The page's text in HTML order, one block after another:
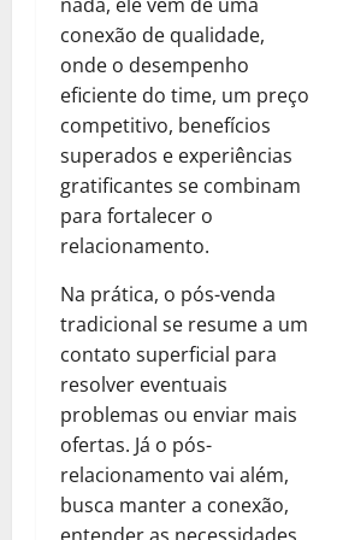
conexão de qualidade,
onde o desempenho
eficiente do time, um preço
competitivo, benefícios
superados e experiências
gratificantes se combinam
para fortalecer o
relacionamento.
Na prática, o pós-venda
tradicional se resume a um
contato superficial para
resolver eventuais
problemas ou enviar mais
ofertas. Já o pós-
relacionamento vai além,
busca manter a conexão,